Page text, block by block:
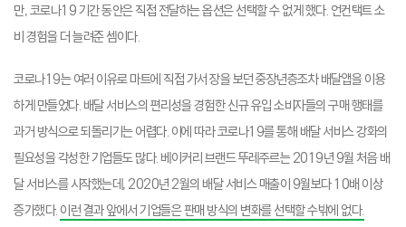
만, 코로나19 기간 동안은 직접 전달하는 옵션은 선택할 수 없게 했다. 언컨택트 소
비 경험을 더 늘려준 셈이다.
코로나19는 여러 이유로 마트에 직접 가서 장을 보던 중장년층조차 배달앱을 이용
하게 만들었다. 배달 서비스의 편리성을 경험한 신규 유입 소비자들의 구매 행태를
과거 방식으로 되돌리기는 어렵다. 이에 따라 코로나19를 통해 배달 서비스 강화의
필요성을 각성한 기업들도 많다. 베이커리 브랜드 뚜레주르는 2019년 9월 처음 배
달 서비스를 시작했는데, 2020년 2월의 배달 서비스 매출이 9월보다 10배 이상
증가했다. 이런 결과 앞에서 기업들은 판매 방식의 변화를 선택할 수밖에 없다.